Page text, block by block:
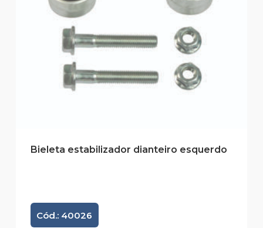
Bieleta estabilizador dianteiro esquerdo
Cód.: 40026